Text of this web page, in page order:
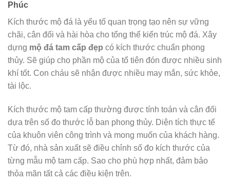
Phúc
Kích thước mộ đá là yếu tố quan trọng tạo nên sự vững
chãi, cân đối và hài hòa cho tổng thể kiến trúc mộ đá. Xây
dựng mộ đá tam cấp đẹp có kích thước chuẩn phong
thủy. Sẽ giúp cho phần mộ của tổ tiên đón được nhiều sinh
khí tốt. Con cháu sẽ nhận được nhiều may mắn, sức khỏe,
tài lộc.
Kích thước mộ tam cấp thường được tính toán và cân đối
dựa trên số đo thước lỗ ban phong thủy. Diện tích thực tế
của khuôn viên công trình và mong muốn của khách hàng.
Từ đó, nhà sản xuất sẽ điều chỉnh số đo kích thước của
từng mẫu mộ tam cấp. Sao cho phù hợp nhất, đảm bảo
thỏa mãn tất cả các điều kiện trên.